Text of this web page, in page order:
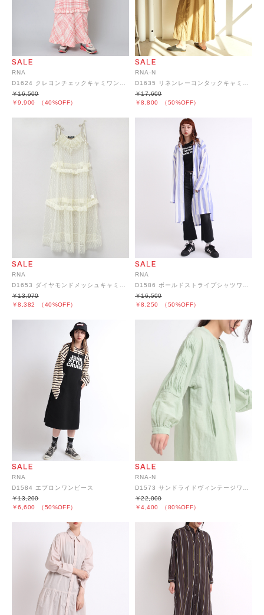
RNA
￥9,900 （40%OFF）
￥16,500
RNA-N
￥8,800 （50%OFF）
￥17,600
RNA
D1653 ダイヤモンドメッシュキャミワンピース
￥8,382 （40%OFF）
￥13,970
RNA
D1586 ボールドストライプシャツワンピース
￥8,250 （50%OFF）
￥16,500
RNA
D1584 エプロンワンピース
￥6,600 （50%OFF）
￥13,200
RNA-N
D1573 サンドライドヴィンテージワンピース
￥4,400 （80%OFF）
￥22,000